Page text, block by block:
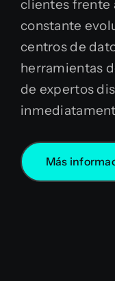
clientes frente
constante
centros de
herramientas
de expertos
Más